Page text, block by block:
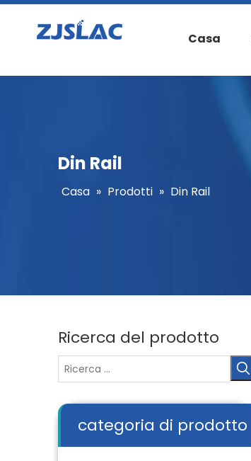
Casa
Din Rail
Casa » Prodotti » Din Rail
Ricerca del prodotto
categoria di prodotto